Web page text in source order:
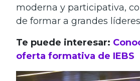
moderna y participativa,
de formar a grandes
Te puede interesar:
oferta formativa de IEBS